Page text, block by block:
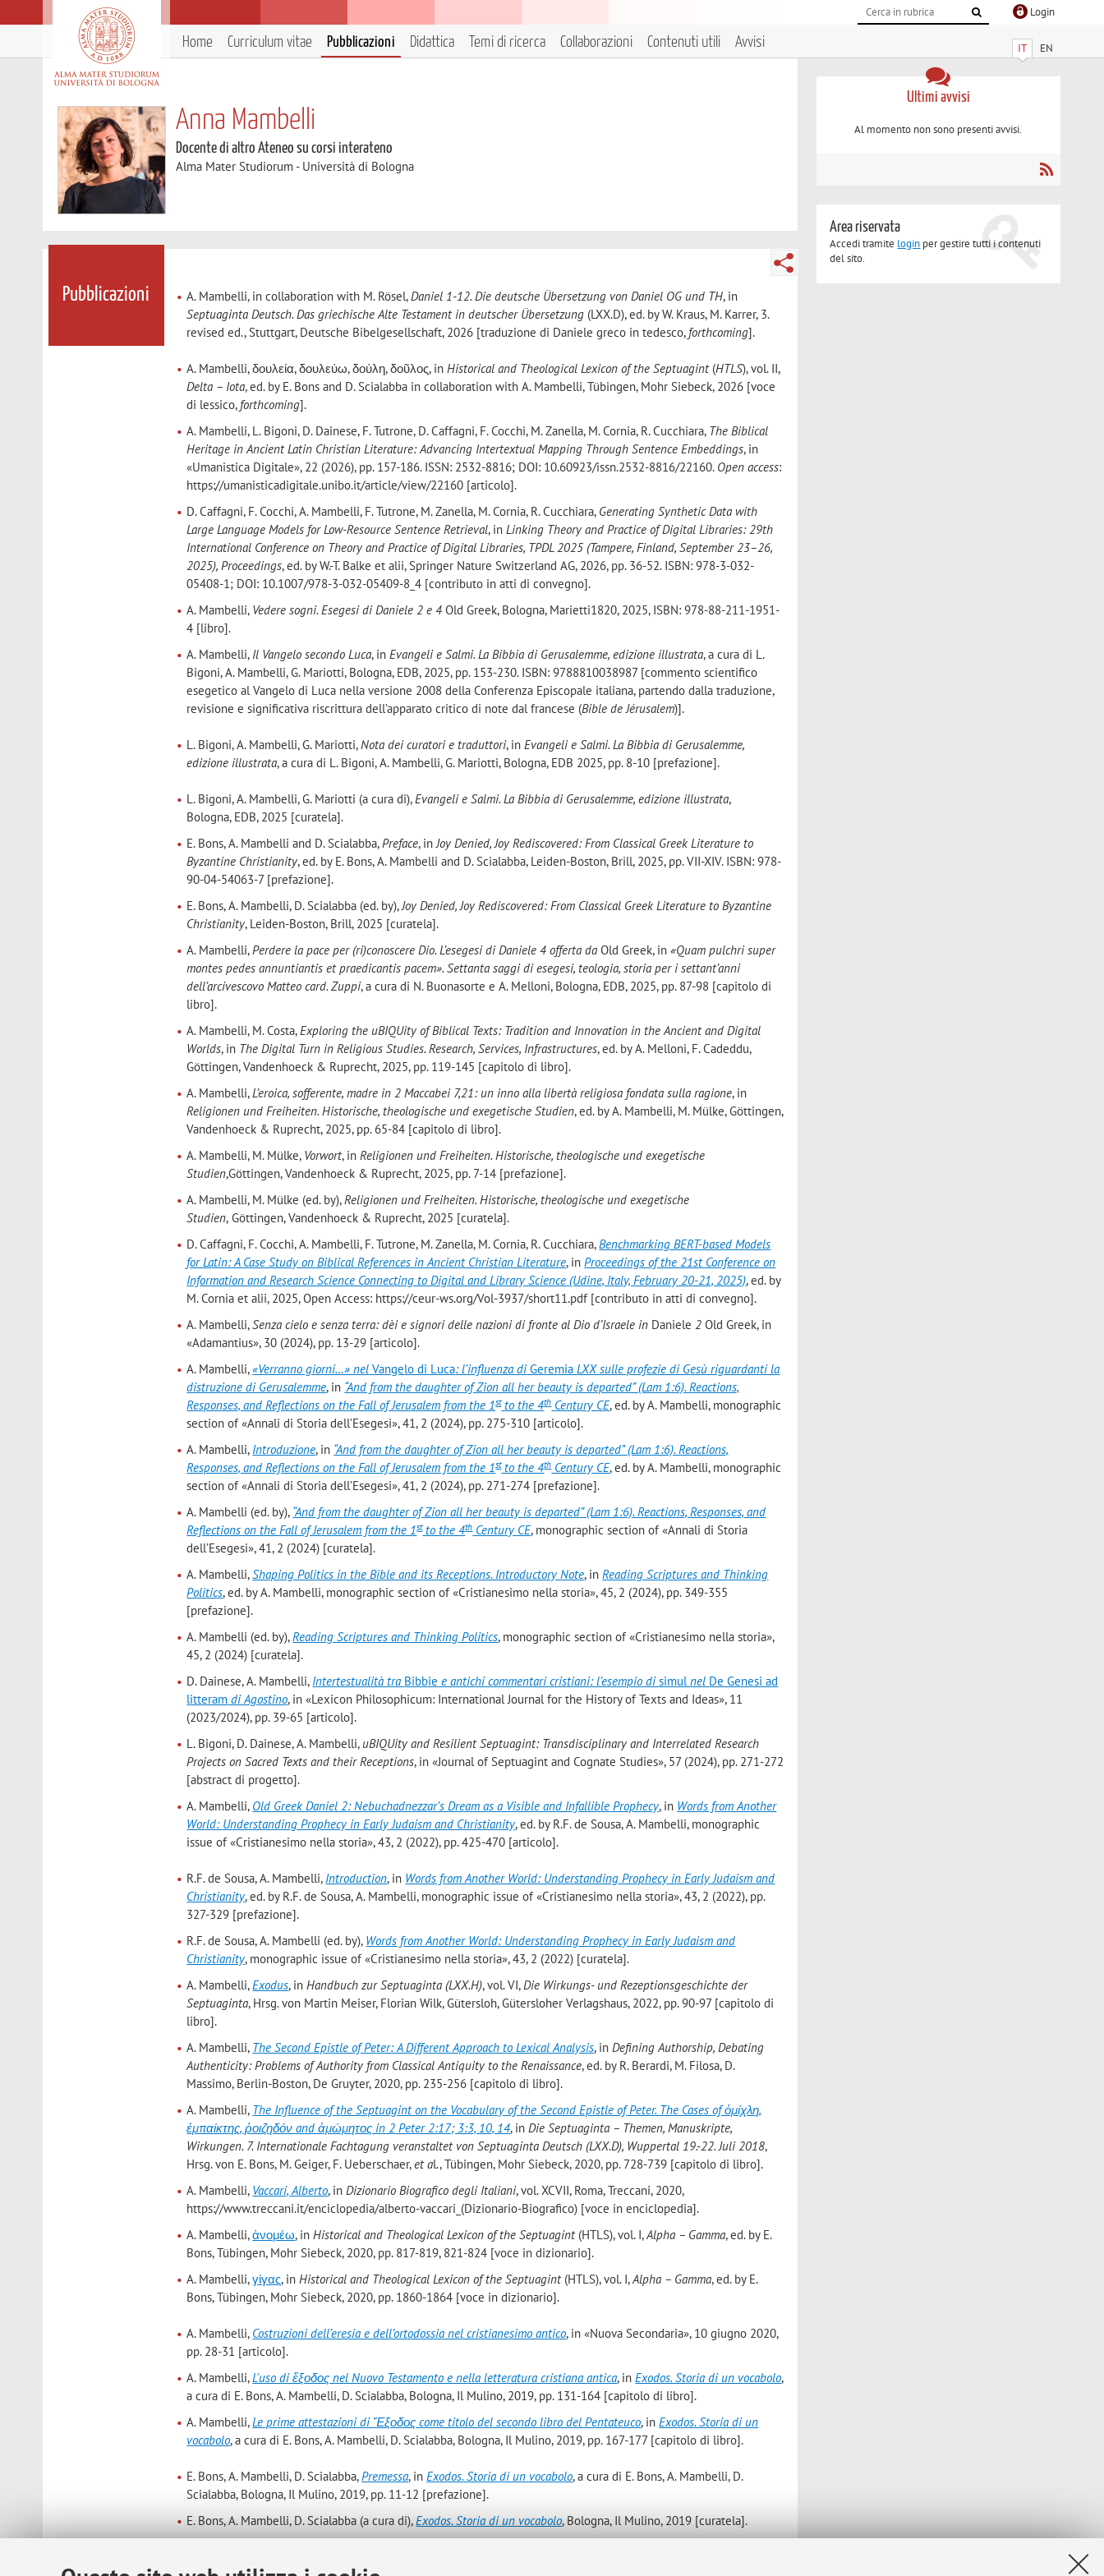
Login
IT EN
Home Curriculum vitae Pubblicazioni Didattica Temi di ricerca Collaborazioni Contenuti utili Avvisi
Anna Mambelli
Docente di altro Ateneo su corsi interateno
Alma Mater Studiorum - Università di Bologna
Pubblicazioni A. Mambelli, in collaboration with M. Rösel,Daniel 1-12. Die deutsche Übersetzung von Daniel OG und TH, in
Septuaginta Deutsch. Das griechische Alte Testament in deutscher Übersetzung (LXX.D), ed. by W. Kraus, M. Karrer, 3.
revised ed., Stuttgart, Deutsche Bibelgesellschaft, 2026 [traduzione di Daniele greco in tedesco, forthcoming].
A. Mambelli, δουλεία, δουλεύω, δούλη, δοῦλος, inHistorical and Theological Lexicon of the Septuagint (HTLS), vol. II,
Delta – Iota, ed. by E. Bons and D. Scialabba in collaboration with A. Mambelli, Tübingen, Mohr Siebeck, 2026 [voce
di lessico, forthcoming].
A. Mambelli, L. Bigoni, D. Dainese, F. Tutrone, D. Caffagni, F. Cocchi, M. Zanella, M. Cornia, R. Cucchiara, The Biblical
Heritage in Ancient Latin Christian Literature: Advancing Intertextual Mapping Through Sentence Embeddings, in
«Umanistica Digitale», 22 (2026), pp. 157-186. ISSN: 2532-8816; DOI: 10.60923/issn.2532-8816/22160. Open access:
https://umanisticadigitale.unibo.it/article/view/22160 [articolo].
D. Caffagni, F. Cocchi, A. Mambelli, F. Tutrone, M. Zanella, M. Cornia, R. Cucchiara, Generating Synthetic Data with
Large Language Models for Low-Resource Sentence Retrieval, inLinking Theory and Practice of Digital Libraries: 29th
International Conference on Theory and Practice of Digital Libraries, TPDL 2025 (Tampere, Finland, September 23–26,
2025), Proceedings, ed. by W.-T. Balke et alii, Springer Nature Switzerland AG, 2026, pp. 36-52. ISBN: 978-3-032-
05408-1; DOI: 10.1007/978-3-032-05409-8_4 [contributo in atti di convegno].
A. Mambelli, Vedere sogni. Esegesi diDaniele 2 e 4 Old Greek, Bologna, Marietti1820, 2025, ISBN: 978-88-211-1951-
4 [libro].
A. Mambelli, Il Vangelo secondo Luca, inEvangeli e Salmi. La Bibbia di Gerusalemme, edizione illustrata, a cura di L.
Bigoni, A. Mambelli, G. Mariotti, Bologna, EDB, 2025, pp. 153-230. ISBN: 9788810038987 [commento scientifico
esegetico al Vangelo di Luca nella versione 2008 della Conferenza Episcopale italiana, partendo dalla traduzione,
revisione e significativa riscrittura dell’apparato critico di note dal francese (Bible de Jérusalem)].
L. Bigoni, A. Mambelli, G. Mariotti,Nota dei curatori e traduttori, inEvangeli e Salmi. La Bibbia di Gerusalemme,
edizione illustrata, a cura di L. Bigoni, A. Mambelli, G. Mariotti, Bologna, EDB 2025, pp. 8-10 [prefazione].
L. Bigoni, A. Mambelli, G. Mariotti (a cura di),Evangeli e Salmi. La Bibbia di Gerusalemme, edizione illustrata,
Bologna, EDB, 2025 [curatela].
E. Bons, A. Mambelli and D. Scialabba,Preface, inJoy Denied, Joy Rediscovered: From Classical Greek Literature to
Byzantine Christianity, ed. by E. Bons, A. Mambelli and D. Scialabba, Leiden-Boston, Brill, 2025, pp. VII-XIV. ISBN: 978-
90-04-54063-7 [prefazione].
E. Bons, A. Mambelli, D. Scialabba (ed. by),Joy Denied, Joy Rediscovered: From Classical Greek Literature to Byzantine
Christianity, Leiden-Boston, Brill, 2025 [curatela].
A. Mambelli,Perdere la pace per (ri)conoscere Dio. L’esegesi di Daniele 4 offerta da Old Greek, in«Quam pulchri super
montes pedes annuntiantis et praedicantis pacem». Settanta saggi di esegesi, teologia, storia per i settant’anni
dell’arcivescovo Matteo card. Zuppi, a cura di N. Buonasorte e A. Melloni, Bologna, EDB, 2025, pp. 87-98 [capitolo di
libro].
A. Mambelli, M. Costa,Exploring the uBIQUity of Biblical Texts: Tradition and Innovation in the Ancient and Digital
Worlds, in The Digital Turn in Religious Studies. Research, Services, Infrastructures, ed. by A. Melloni, F. Cadeddu,
Göttingen, Vandenhoeck & Ruprecht, 2025, pp. 119-145 [capitolo di libro].
A. Mambelli,L’eroica, sofferente, madre in 2 Maccabei 7,21: un inno alla libertà religiosa fondata sulla ragione, in
Religionen und Freiheiten. Historische, theologische und exegetische Studien, ed. by A. Mambelli, M. Mülke, Göttingen,
Vandenhoeck & Ruprecht, 2025, pp. 65-84 [capitolo di libro].
A. Mambelli, M. Mülke, Vorwort, inReligionen und Freiheiten. Historische, theologische und exegetische
Studien,Göttingen, Vandenhoeck & Ruprecht, 2025, pp. 7-14 [prefazione].
A. Mambelli, M. Mülke (ed. by),Religionen und Freiheiten. Historische, theologische und exegetische
Studien, Göttingen, Vandenhoeck & Ruprecht, 2025 [curatela].
D. Caffagni, F. Cocchi, A. Mambelli, F. Tutrone, M. Zanella, M. Cornia, R. Cucchiara,Benchmarking BERT-based Models
for Latin: A Case Study on Biblical References in Ancient Christian Literature, inProceedings of the 21st Conference on
Information and Research Science Connecting to Digital and Library Science (Udine, Italy, February 20-21, 2025), ed. by
M. Cornia et alii, 2025, Open Access: https://ceur-ws.org/Vol-3937/short11.pdf [contributo in atti di convegno].
A. Mambelli,Senza cielo e senza terra: dèi e signori delle nazioni di fronte al Dio d’Israele in Daniele 2 Old Greek, in
«Adamantius», 30 (2024), pp. 13-29 [articolo].
A. Mambelli,«Verranno giorni…» nel Vangelo di Luca: l’influenza diGeremiaLXX sulle profezie di Gesù riguardanti la
distruzione di Gerusalemme, in “And from the daughter of Zion all her beauty is departed” (Lam 1:6).Reactions,
Responses, and Reflections on the Fall of Jerusalem from the 1stto the 4thCentury CE, ed. by A. Mambelli, monographic
section of «Annali di Storia dell’Esegesi», 41, 2 (2024), pp. 275-310 [articolo].
A. Mambelli, Introduzione, in “And from the daughter of Zion all her beauty is departed” (Lam 1:6). Reactions,
Responses, and Reflections on the Fall of Jerusalem from the 1stto the 4thCentury CE, ed. by A. Mambelli, monographic
section of «Annali di Storia dell’Esegesi», 41, 2 (2024), pp. 271-274 [prefazione].
A. Mambelli (ed. by), “And from the daughter of Zion all her beauty is departed” (Lam 1:6).Reactions, Responses, and
Reflections on the Fall of Jerusalem from the 1stto the 4thCentury CE, monographic section of «Annali di Storia
dell’Esegesi», 41, 2 (2024) [curatela].
A. Mambelli,Shaping Politics in the Bible and its Receptions. Introductory Note, inReading Scriptures and Thinking
Politics, ed. by A. Mambelli, monographic section of «Cristianesimo nella storia», 45, 2 (2024), pp. 349-355
[prefazione].
A. Mambelli (ed. by),Reading Scriptures and Thinking Politics, monographic section of «Cristianesimo nella storia»,
45, 2 (2024) [curatela].
D. Dainese, A. Mambelli, Intertestualità tra Bibbie e antichi commentari cristiani: l’esempio disimulnel De Genesi ad
litteram di Agostino, in «Lexicon Philosophicum: International Journal for the History of Texts and Ideas», 11
(2023/2024), pp. 39-65 [articolo].
L. Bigoni, D. Dainese, A. Mambelli, uBIQUity and Resilient Septuagint: Transdisciplinary and Interrelated Research
Projects on Sacred Texts and their Receptions, in «Journal of Septuagint and Cognate Studies», 57 (2024), pp. 271-272
[abstract di progetto].
A. Mambelli, Old Greek Daniel 2: Nebuchadnezzar’s Dream as a Visible and Infallible Prophecy, in Words from Another
World: Understanding Prophecy in Early Judaism and Christianity, ed. by R.F. de Sousa, A. Mambelli, monographic
issue of «Cristianesimo nella storia», 43, 2 (2022), pp. 425-470 [articolo].
R.F. de Sousa, A. Mambelli, Introduction, in Words from Another World: Understanding Prophecy in Early Judaism and
Christianity, ed. by R.F. de Sousa, A. Mambelli, monographic issue of «Cristianesimo nella storia», 43, 2 (2022), pp.
327-329 [prefazione].
R.F. de Sousa, A. Mambelli (ed. by), Words from Another World: Understanding Prophecy in Early Judaism and
Christianity, monographic issue of «Cristianesimo nella storia», 43, 2 (2022) [curatela].
A. Mambelli,Exodus, inHandbuch zur Septuaginta (LXX.H), vol. VI,Die Wirkungs- und Rezeptionsgeschichte der
Septuaginta, Hrsg. von Martin Meiser, Florian Wilk, Gütersloh, Gütersloher Verlagshaus, 2022, pp. 90-97 [capitolo di
libro].
A. Mambelli, The Second Epistle of Peter: A Different Approach to Lexical Analysis, inDefining Authorship, Debating
Authenticity: Problems of Authority from Classical Antiquity to the Renaissance, ed. by R. Berardi, M. Filosa, D.
Massimo, Berlin-Boston, De Gruyter, 2020, pp. 235-256 [capitolo di libro].
A. Mambelli, The Influence of the Septuagint on the Vocabulary of the Second Epistle of Peter. The Cases of ὁµίχλη,
ἐµπαίκτης, ῥοιζηδόν and ἀµώµητος in 2 Peter 2:17; 3:3, 10, 14, inDie Septuaginta – Themen, Manuskripte,
Wirkungen. 7. Internationale Fachtagung veranstaltet von Septuaginta Deutsch (LXX.D), Wuppertal 19.-22. Juli 2018,
Hrsg. von E. Bons, M. Geiger, F. Ueberschaer,et al., Tübingen, Mohr Siebeck, 2020, pp. 728-739 [capitolo di libro].
A. Mambelli, Vaccari, Alberto, inDizionario Biografico degli Italiani, vol. XCVII, Roma, Treccani, 2020,
https://www.treccani.it/enciclopedia/alberto-vaccari_(Dizionario-Biografico) [voce in enciclopedia].
A. Mambelli,ἀνομέω, inHistorical and Theological Lexicon of the Septuagint (HTLS), vol. I,Alpha – Gamma, ed. by E.
Bons, Tübingen, Mohr Siebeck, 2020, pp. 817-819, 821-824 [voce in dizionario].
A. Mambelli,γίγας, inHistorical and Theological Lexicon of the Septuagint (HTLS), vol. I,Alpha – Gamma, ed. by E.
Bons, Tübingen, Mohr Siebeck, 2020, pp. 1860-1864 [voce in dizionario].
A. Mambelli, Costruzioni dell’eresia e dell’ortodossia nel cristianesimo antico, in «Nuova Secondaria», 10 giugno 2020,
pp. 28-31 [articolo].
A. Mambelli,L'uso di ἔξοδος nel Nuovo Testamento e nella letteratura cristiana antica, inExodos. Storia di un vocabolo,
a cura di E. Bons, A. Mambelli, D. Scialabba, Bologna, Il Mulino, 2019, pp. 131-164 [capitolo di libro].
A. Mambelli,Le prime attestazioni di Ἔξοδος come titolo del secondo libro del Pentateuco, inExodos. Storia di un
vocabolo, a cura di E. Bons, A. Mambelli, D. Scialabba, Bologna, Il Mulino, 2019, pp. 167-177 [capitolo di libro].
E. Bons, A. Mambelli, D. Scialabba,Premessa, inExodos. Storia di un vocabolo, a cura di E. Bons, A. Mambelli, D.
Scialabba, Bologna, Il Mulino, 2019, pp. 11-12 [prefazione].
E. Bons, A. Mambelli, D. Scialabba (a cura di),Exodos. Storia di un vocabolo, Bologna, Il Mulino, 2019 [curatela].
Göttingen, Vandenhoeck & Ruprecht, 2019 [curatela].
Ultimi avvisi
Al momento non sono presenti avvisi.
Area riservata
Accedi tramite login per gestire tutti i contenuti
del sito.